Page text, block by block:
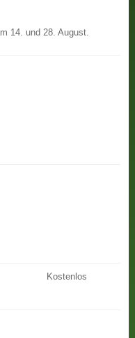
14. und 28. August.
Kostenlos